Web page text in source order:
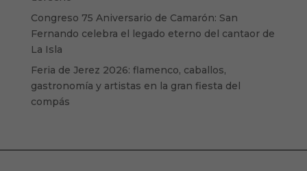
Congreso 75 Aniversario de Camarón: San
Fernando celebra el legado eterno del cantaor de
La Isla
Feria de Jerez 2026: flamenco, caballos,
gastronomía y artistas en la gran fiesta del
compás